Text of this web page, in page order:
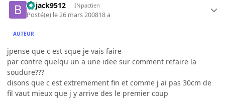
bojack9512 INpactien
Posté(e) le 26 mars 200818 a
AUTEUR
jpense que c est sque je vais faire
par contre quelqu un a une idee sur comment refaire la
soudure???
disons que c est extremement fin et comme j ai pas 30cm de
fil vaut mieux que j y arrive des le premier coup